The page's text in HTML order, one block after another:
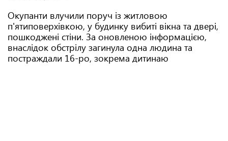
Окупанти влучили поруч із житловою
п'ятиповерхівкою, у будинку вибиті вікна та двері,
пошкоджені стіни. За оновленою інформацією,
внаслідок обстрілу загинула одна людина та
постраждали 16-ро, зокрема дитинаю